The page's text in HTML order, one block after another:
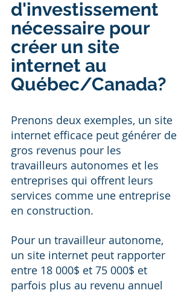
d'investissement
nécessaire pour
créer un site
internet au
Québec/Canada?
Prenons deux exemples, un site
internet efficace peut générer de
gros revenus pour les
travailleurs autonomes et les
entreprises qui offrent leurs
services comme une entreprise
en construction.
Pour un travailleur autonome,
un site internet peut rapporter
entre 18 000$ et 75 000$ et
parfois plus au revenu annuel